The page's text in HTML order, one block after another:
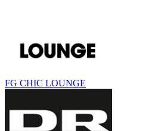
FG CHIC LOUNGE